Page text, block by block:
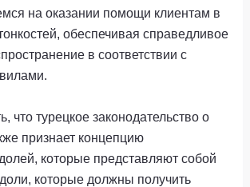
на оказании помощи клиентам в
обеспечивая справедливое
в соответствии с
что турецкое законодательство о
признает концепцию
которые представляют собой
которые должны получить